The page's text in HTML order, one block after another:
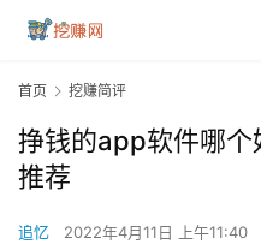
首页 挖赚简评
挣钱的app软件哪
推荐
追忆 2022年4月11日 上午11:40